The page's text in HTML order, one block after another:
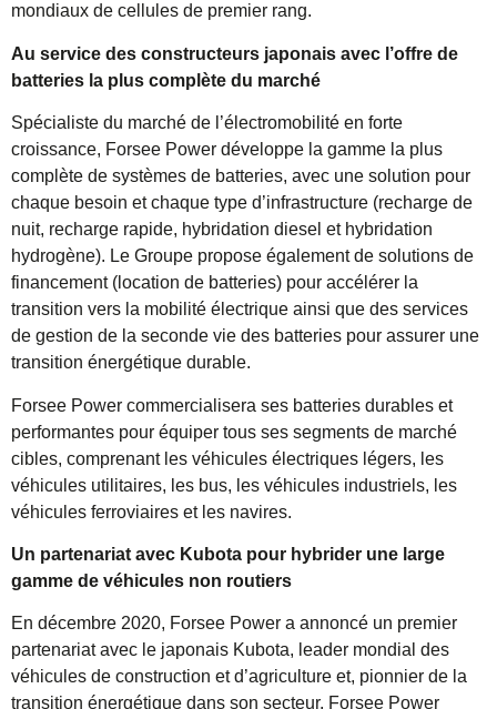
mondiaux de cellules de premier rang.
Au service des constructeurs japonais avec l’offre de
batteries la plus complète du marché
Spécialiste du marché de l’électromobilité en forte
croissance, Forsee Power développe la gamme la plus
complète de systèmes de batteries, avec une solution pour
chaque besoin et chaque type d’infrastructure (recharge de
nuit, recharge rapide, hybridation diesel et hybridation
hydrogène). Le Groupe propose également de solutions de
financement (location de batteries) pour accélérer la
transition vers la mobilité électrique ainsi que des services
de gestion de la seconde vie des batteries pour assurer une
transition énergétique durable.
Forsee Power commercialisera ses batteries durables et
performantes pour équiper tous ses segments de marché
cibles, comprenant les véhicules électriques légers, les
véhicules utilitaires, les bus, les véhicules industriels, les
véhicules ferroviaires et les navires.
Un partenariat avec Kubota pour hybrider une large
gamme de véhicules non routiers
En décembre 2020, Forsee Power a annoncé un premier
partenariat avec le japonais Kubota, leader mondial des
véhicules de construction et d’agriculture et, pionnier de la
transition énergétique dans son secteur. Forsee Power